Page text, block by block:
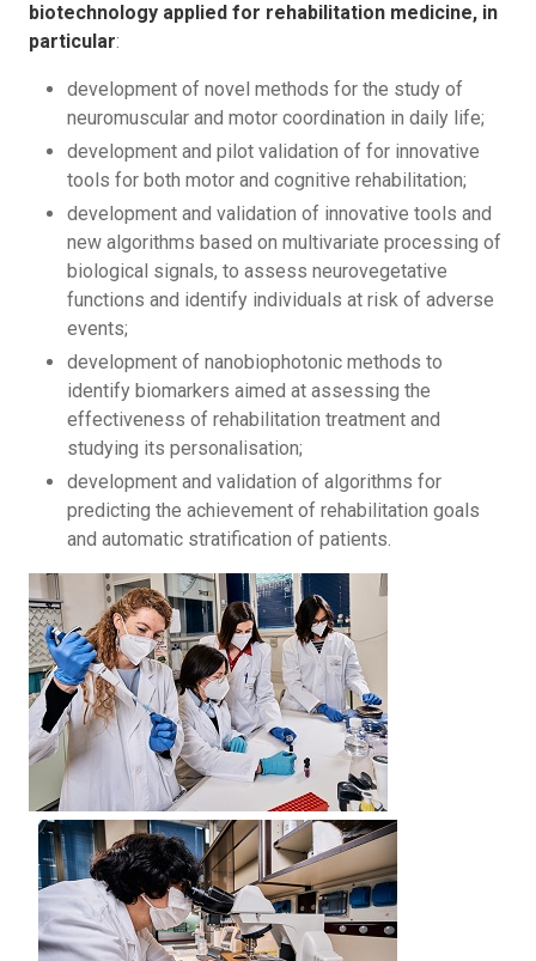
biotechnology applied for rehabilitation medicine, in
particular:
development of novel methods for the study of
neuromuscular and motor coordination in daily life;
development and pilot validation of for innovative
tools for both motor and cognitive rehabilitation;
development and validation of innovative tools and
new algorithms based on multivariate processing of
biological signals, to assess neurovegetative
functions and identify individuals at risk of adverse
events;
development of nanobiophotonic methods to
identify biomarkers aimed at assessing the
effectiveness of rehabilitation treatment and
studying its personalisation;
development and validation of algorithms for
predicting the achievement of rehabilitation goals
and automatic stratification of patients.